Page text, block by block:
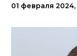
01 февраля 2024,